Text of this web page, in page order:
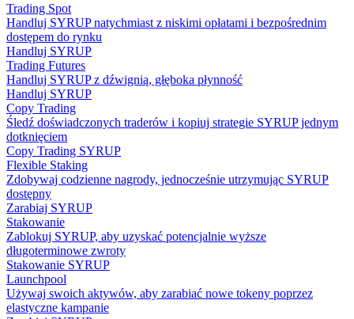
Trading Spot
Handluj SYRUP natychmiast z niskimi opłatami i bezpośrednim
dostępem do rynku
Handluj SYRUP
Trading Futures
Handluj SYRUP z dźwignią, głęboka płynność
Handluj SYRUP
Copy Trading
Śledź doświadczonych traderów i kopiuj strategie SYRUP jednym
dotknięciem
Copy Trading SYRUP
Flexible Staking
Zdobywaj codzienne nagrody, jednocześnie utrzymując SYRUP
dostępny
Zarabiaj SYRUP
Stakowanie
Zablokuj SYRUP, aby uzyskać potencjalnie wyższe
długoterminowe zwroty
Stakowanie SYRUP
Launchpool
Używaj swoich aktywów, aby zarabiać nowe tokeny poprzez
elastyczne kampanie